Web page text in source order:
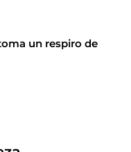
un respiro de